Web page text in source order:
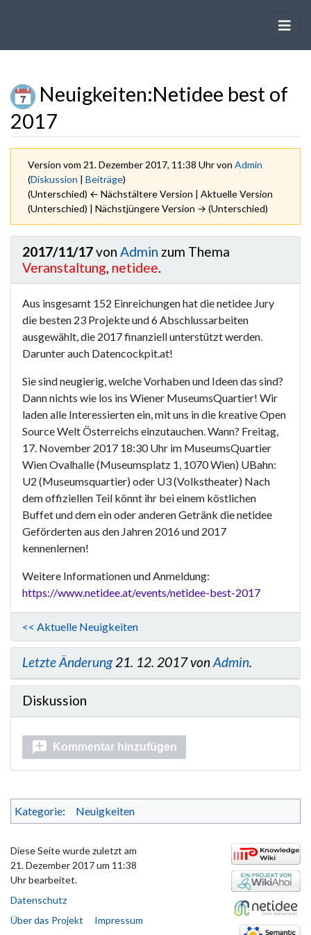
Neuigkeiten:Netidee best of
2017
Version vom 21. Dezember 2017, 11:38 Uhr von Admin
(Diskussion | Beiträge)
(Unterschied) ← Nächstältere Version | Aktuelle Version
(Unterschied) | Nächstjüngere Version → (Unterschied)
2017/11/17von Admin zum Thema
Veranstaltung netidee
Aus insgesamt 152 Einreichungen hat die netidee Jury
die besten 23 Projekte und 6 Abschlussarbeiten
ausgewählt, die 2017 finanziell unterstützt werden.
Darunter auch Datencockpit.at!
Sie sind neugierig, welche Vorhaben und Ideen das sind?
Dann nichts wie los ins Wiener MuseumsQuartier! Wir
laden alle Interessierten ein, mit uns in die kreative Open
Source Welt Österreichs einzutauchen. Wann? Freitag,
17. November 2017 18:30 Uhr im MuseumsQuartier
Wien Ovalhalle (Museumsplatz 1, 1070 Wien) UBahn:
U2 (Museumsquartier) oder U3 (Volkstheater) Nach
dem offiziellen Teil könnt ihr bei einem köstlichen
Buffet und dem ein oder anderen Getränk die netidee
Geförderten aus den Jahren 2016 und 2017
kennenlernen!
Weitere Informationen und Anmeldung:
https://www.netidee.at/events/netidee-best-2017
<< Aktuelle Neuigkeiten
Letzte Änderung21. 12. 2017 vonAdmin.
Diskussion
Kommentar hinzufügen
Kategorie: Neuigkeiten
Diese Seite wurde zuletzt am
21. Dezember 2017 um 11:38
Uhr bearbeitet.
Datenschutz
Über das Projekt
Impressum